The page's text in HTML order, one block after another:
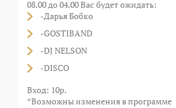
08.00 до 04.00 Вас будет ожидать:
-Дарья Бобко
-GOSTIBAND
-DJ NELSON
-DISCO
Вход: 10р.
*Возможны изменения в программе